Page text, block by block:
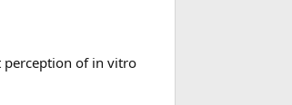
perception of in vitro